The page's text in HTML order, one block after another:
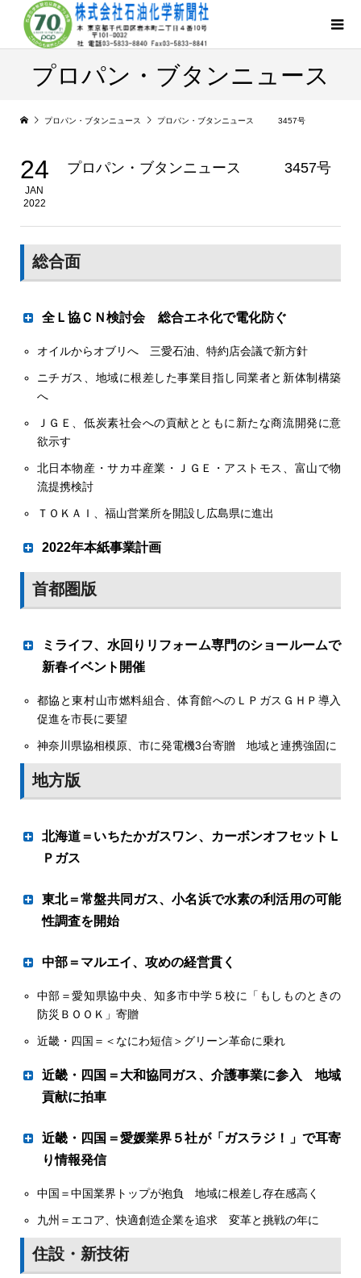
プロパン・ブタンニュース
プロパン・ブタンニュース プロパン・ブタンニュース 3457号
24
JAN
2022
プロパン・ブタンニュース 3457号
総合面
全Ｌ協ＣＮ検討会 総合エネ化で電化防ぐ
中間報告、市場縮小リスクに対応
を利用して記者会見を開き、全Ｌ協ＬＰガスカーボンニュ
ートラル対応検討会（座長＝赤松幸雄・香川県ＬＰガス協
会会長）が12月24日にまとめた中間報告を説明した。報
告全体を通し、グリーンＬＰガスの開発には時間がかかる
ネルギー全体の電化動向次第ではＬＰガス市場が大幅に縮
ている。まとめでは、２０３０年までの移行期に「エコジ
ョーズやエネファームや燃転の省エネ機器拡販等で、需要
を守り、太陽光・蓄電池普及、ハイブリッド給湯器の普及
等、リフォーム事業、電力販売事業、都市ガス事業へ進出
とが必要である」と訴えた。
オイルからオブリへ 三愛石油、特約店会議で新方針
ニチガス、地域に根差した事業目指し同業者と新体制構築
へ
ＪＧＥ、低炭素社会への貢献とともに新たな商流開発に意
欲示す
北日本物産・サカヰ産業・ＪＧＥ・アストモス、富山で物
流提携検討
ＴＯＫＡＩ、福山営業所を開設し広島県に進出
2022年本紙事業計画
オリジナル重視の紙面づくり 新常態に向け
た対応強化
依然とコロナ禍で先が見えないなか、本紙は徹底した感染
予防対策のもと、国民生活に不可欠な生活インフラの一翼
を担うＬＰガス産業、止まることのできない販売事業者の
〝今〟を追い続けます。記者の足による従来からの物理的
デジタル両面で現場に密着した報道に徹します。
困難な状況にあっても、時代の流れは止まりません。エネ
ルギー自由化の波が拡大する一方、政府が打ち出したカー
変革を余儀なくされています。ＬＰガス元売５社によって
設立された「日本グリーンＬＰガス推進協議会」はグリー
由来ＬＰガスの開発、ＣＯ
２ 排出権付与などのカーボンオ
フセットＬＰガスの輸入もスタートしており、リテール分
普及の取り組みも加速しています。
さらに次世代技術の取り込みも急務で、コロナ禍で加速す
るＤＸへの対応、特に次世代集中監視の旗手となっている
ＬＰＷＡ（省電力広域）による自動検針・集中監視の普及
送最適化システムの構築、ウェブ検針や顧客ポータルの構
化・デジタル化する潮流は、ＬＰガス事業者の事業発展の
ためにも重要事項となっています。
足を止めずに取捨選択に向け相対しなければなりません。
本紙はガス体エネルギー専門紙で唯一の全国を網羅する支
課題を精査、詳しく解説し紙面でお届けするとともに、現
場で生まれる課題の解決に役立つ〝知の集約〟に貢献する
■オリジナル重視の紙面づくり
首都圏版
ミライフ、水回りリフォーム専門のショールームで
新春イベント開催
特価で需要深掘り
見込み客対象のリフォーム相談会を開催した 鹿野公亨店長
ミライフ（本社・東京、塚越二喜男社長）は８～９日、水
同時開催した。所沢はオープン１周年記念祭、他の３店は
開運初売りリフォーム祭として企画。３～７割引の特価品
住宅リフォーム需要の掘り起こしを図るとともに、リフォ
ーム需要の地域特性を分析する材料とする。
越谷市の越谷ショールーム店（鹿野公亨店長）は併設のリ
テール「越谷店」と一体的に運営。システムキッチンやシ
りすぐりの計24台を一堂に揃え、使い勝手を比較できる。
鹿野店長を含め営業５人体制でヒアリングから施工管理ま
アフター対応と工事保証を約束する。
都協と東村山市燃料組合、体育館へのＬＰガスＧＨＰ導入
促進を市長に要望
神奈川県協相模原、市に発電機3台寄贈 地域と連携強固に
地方版
北海道＝いちたかガスワン、カーボンオフセットＬ
Ｐガス
札幌の焼肉チェーン本社に
カーボンオフセットＬＰガス供給証明書交付式に臨んだ佐藤社長
いちたかガスワン（本社・札幌市、佐藤勝治社長）は、北
海道初となるカーボンオフセットＬＰガスの供給を11日か
ら開始した。札幌を中心に焼き肉店を展開する梨湖フーズ
東北＝常盤共同ガス、小名浜で水素の利活用の可能
性調査を開始
供給契約書を取り交わす小野寺智勇社長（右）と大倉智・いわき
中部＝マルエイ、攻めの経営貫く
エネ事業を太陽光軸に総合化
マルエイ（本社・岐阜市、澤田栄一社長）は今年も攻めの
経営を貫く。「エネルギーはＬＰガス、太陽光発電、電気
とすべてができる体制に持っていく」（澤田社長）構想を
推進して積極的に事業拡大を図り、なかでも太陽光発電に
中部＝愛知県協中央、知多市中学５校に「もしものときの
防災ＢＯＯＫ」寄贈
近畿・四国＝＜なにわ短信＞グリーン革命に乗れ
近畿・四国＝大和協同ガス、介護事業に参入 地域
貢献に拍車
リハビリ型デイサービス開所
近畿・四国＝愛媛業界５社が「ガスラジ！」で耳寄
り情報発信
エネや衣食住関連も
中国＝中国業界トップが抱負 地域に根差し存在感高く
九州＝エコア、快適創造企業を追求 変革と挑戦の年に
住設・新技術